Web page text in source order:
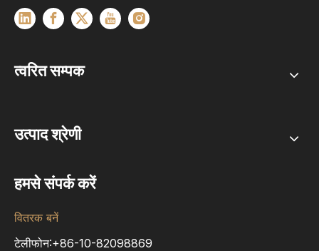
त्वरित सम्पक
उत्पाद श्रेणी
हमसे संपर्क करें
वितरक बनें
टेलीफोन:+86-10-82098869